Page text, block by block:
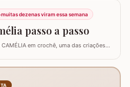
aprender uma flor de perfil baixo.
muitas dezenas viram essa semana
passo a passo
CAMÉLIA em crochê, uma das criações
Espero que consigam executá-la e